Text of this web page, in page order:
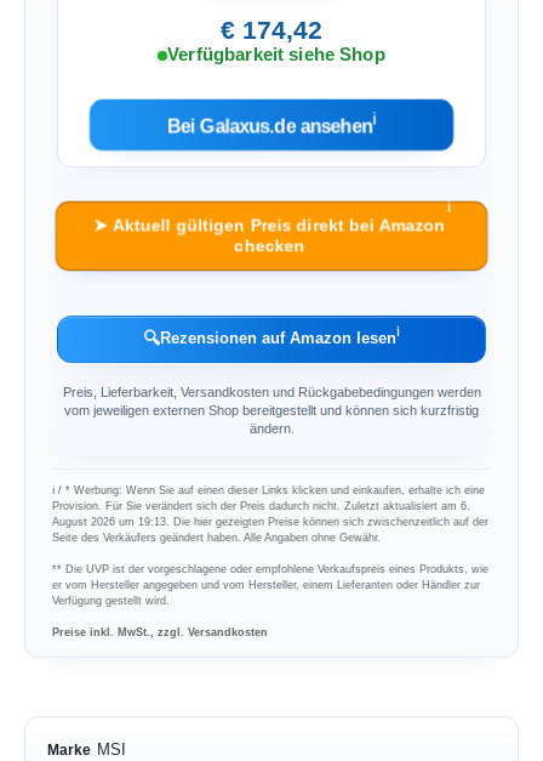
€ 174,42
Verfügbarkeit siehe Shop
Bei Galaxus.de ansehenℹ︎
➤ Aktuell gültigen Preis direkt bei Amazon
checken
ℹ︎
🔍Rezensionen auf Amazon lesenℹ︎
Preis, Lieferbarkeit, Versandkosten und Rückgabebedingungen werden
vom jeweiligen externen Shop bereitgestellt und können sich kurzfristig
ändern.
ℹ︎ / * Werbung: Wenn Sie auf einen dieser Links klicken und einkaufen, erhalte ich eine
Provision. Für Sie verändert sich der Preis dadurch nicht. Zuletzt aktualisiert am 6.
August 2026 um 19:13. Die hier gezeigten Preise können sich zwischenzeitlich auf der
Seite des Verkäufers geändert haben. Alle Angaben ohne Gewähr.
** Die UVP ist der vorgeschlagene oder empfohlene Verkaufspreis eines Produkts, wie
er vom Hersteller angegeben und vom Hersteller, einem Lieferanten oder Händler zur
Verfügung gestellt wird.
Preise inkl. MwSt., zzgl. Versandkosten
Marke MSI